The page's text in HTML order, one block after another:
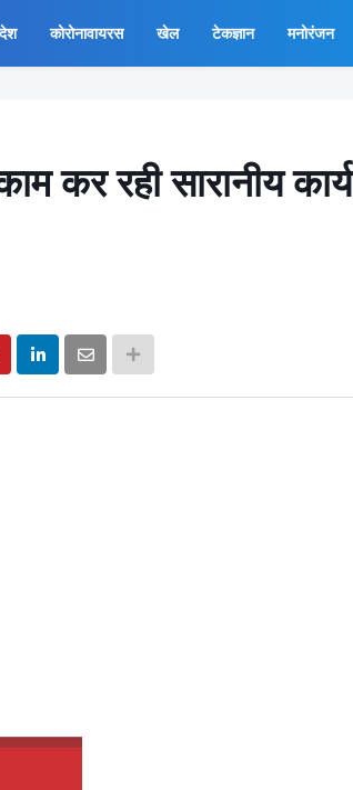
कोरोनावायरस खेल टेकज्ञान मनोरंजन
कर रही सारानीय कार्य